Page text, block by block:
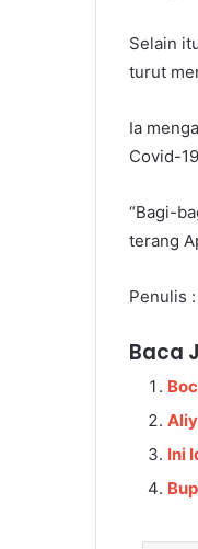
Selain
turut
Ia
Covid-19
“Bagi-
terang
Penulis :
Baca
Ini